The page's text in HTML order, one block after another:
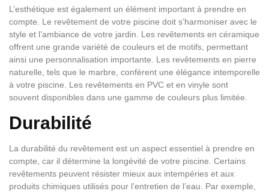
L’esthétique est également un élément important à prendre en
compte. Le revêtement de votre piscine doit s’harmoniser avec le
style et l’ambiance de votre jardin. Les revêtements en céramique
offrent une grande variété de couleurs et de motifs, permettant
ainsi une personnalisation importante. Les revêtements en pierre
naturelle, tels que le marbre, confèrent une élégance intemporelle
à votre piscine. Les revêtements en PVC et en vinyle sont
souvent disponibles dans une gamme de couleurs plus limitée.
Durabilité
La durabilité du revêtement est un aspect essentiel à prendre en
compte, car il détermine la longévité de votre piscine. Certains
revêtements peuvent résister mieux aux intempéries et aux
produits chimiques utilisés pour l’entretien de l’eau. Par exemple,